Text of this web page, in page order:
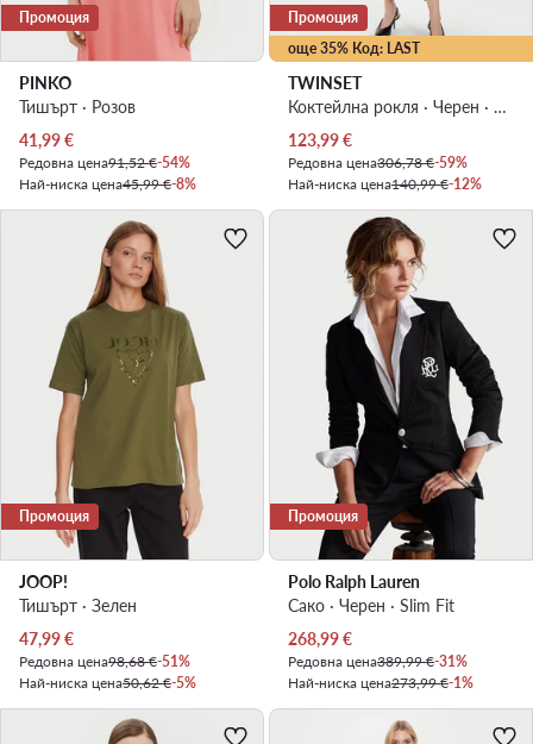
Промоция
PINKO
Тишърт · Розов
Актуална цена
41,99€
Редовна цена91,52 €-54%
Най-ниска цена45,99 €-8%
още 35% Код: LAST
Промоция
TWINSET
Коктейлна рокля · Черен · Миди
Актуална цена
123,99€
Редовна цена306,78 €-59%
Най-ниска цена140,99 €-12%
Промоция
JOOP!
Тишърт · Зелен
Актуална цена
47,99€
Редовна цена98,68 €-51%
Най-ниска цена50,62 €-5%
Промоция
Polo Ralph Lauren
Сако · Черен · Slim Fit
Актуална цена
268,99€
Редовна цена389,99 €-31%
Най-ниска цена273,99 €-1%